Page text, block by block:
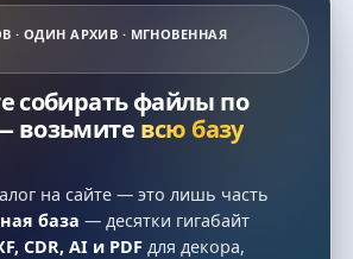
· ОДИН АРХИВ · МГНОВЕННАЯ
собирать файлы по
возьмите всю базу
на сайте — это лишь часть
база — десятки гигабайт
CDR, AI и PDFдля декора,